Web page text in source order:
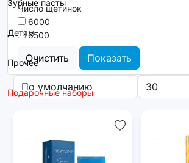
Зубные пасты
Детям
Прочее
Подарочные наборы
Число щетинок
6000
6500
Очистить Показать